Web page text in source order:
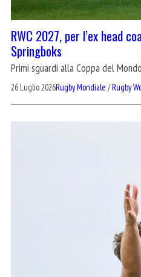
RWC 2027, per l’ex head
Springboks
Primi sguardi alla Coppa del
26 Luglio 2026Rugby Mondiale /Rugby